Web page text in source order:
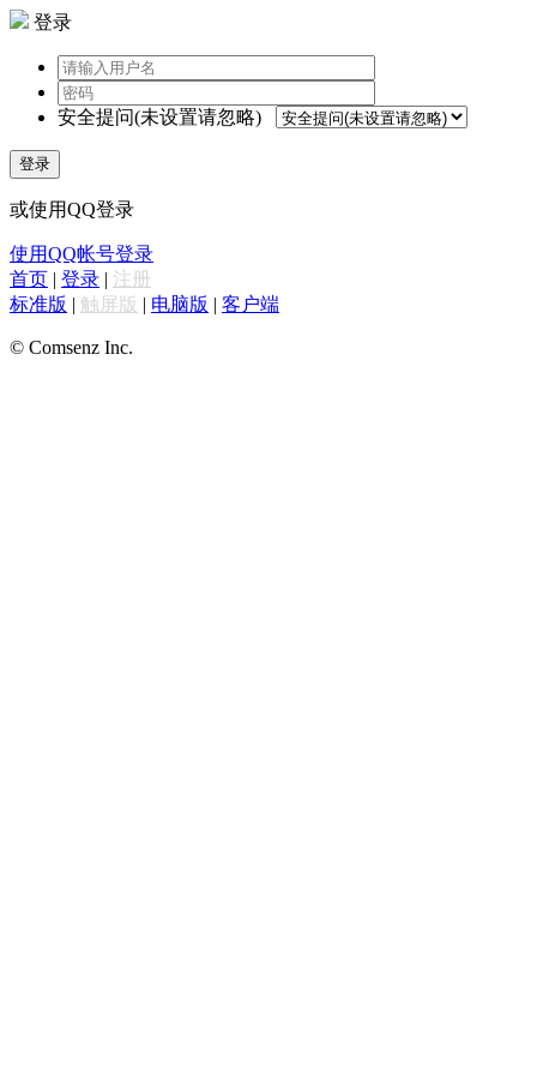
登录
安全提问(未设置请忽略)
登录
或使用QQ登录
使用QQ帐号登录
首页 | 登录 | 注册
标准版 | 触屏版 | 电脑版 | 客户端
© Comsenz Inc.